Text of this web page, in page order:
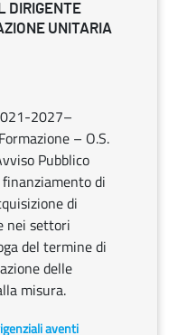
DIRIGENTE
UNITARIA
2027–
– O.S.
Pubblico
di
di
nei settori
del termine di
delle
misura.
aventi